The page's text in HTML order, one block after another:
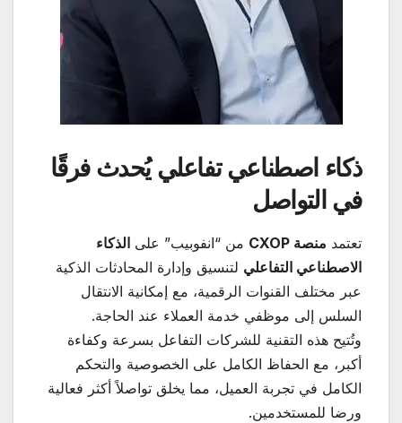
ذكاء اصطناعي تفاعلي يُحدث فرقًا
في التواصل
تعتمد منصة من “انفوبيب” على الذكاء
الاصطناعي التفاعلي لتنسيق وإدارة المحادثات الذكية
عبر مختلف القنوات الرقمية، مع إمكانية الانتقال
السلس إلى موظفي خدمة العملاء عند الحاجة.
وتُتيح هذه التقنية للشركات التفاعل بسرعة وكفاءة
أكبر، مع الحفاظ الكامل على الخصوصية والتحكم
الكامل في تجربة العميل، مما يخلق تواصلاً أكثر فعالية
ورضا للمستخدمين.